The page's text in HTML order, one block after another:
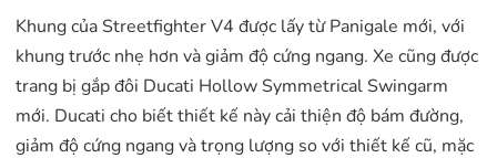
Khung của Streetfighter V4 được lấy từ Panigale mới, với
khung trước nhẹ hơn và giảm độ cứng ngang. Xe cũng được
trang bị gắp đôi Ducati Hollow Symmetrical Swingarm
mới. Ducati cho biết thiết kế này cải thiện độ bám đường,
giảm độ cứng ngang và trọng lượng so với thiết kế cũ, mặc